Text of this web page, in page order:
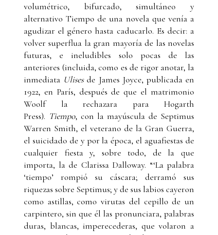
volumétrico, bifurcado, simultáneo y
alternativo Tiempo de una novela que venía a
agudizar el género hasta caducarlo. Es decir: a
volver superflua la gran mayoría de las novelas
futuras, e ineludibles solo pocas de las
anteriores (incluida, como es de rigor anotar, la
inmediata Ulisesde James Joyce, publicada en
1922, en París, después de que el matrimonio
Woolf la rechazara para Hogarth
Press). Tiempo, con la mayúscula de Septimus
Warren Smith, el veterano de la Gran Guerra,
el suicidado de y por la época, el aguafiestas de
cualquier fiesta y, sobre todo, de la que
importa, la de Clarissa Dalloway. “‘La palabra
‘tiempo’ rompió su cáscara; derramó sus
riquezas sobre Septimus; y de sus labios cayeron
como astillas, como virutas del cepillo de un
carpintero, sin que él las pronunciara, palabras
duras, blancas, imperecederas, que volaron a